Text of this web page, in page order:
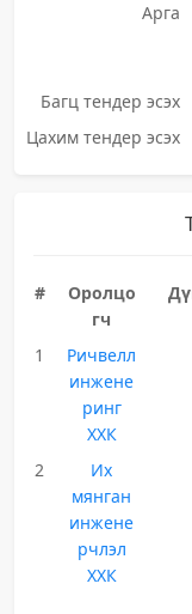
Арга
Багц тендер эсэх
Цахим тендер эсэх
#
Оролцо
гч
1
Ричвелл
инжене
ринг
ХХК
2
Их
мянган
инжене
рчлэл
ХХК